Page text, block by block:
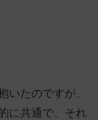
いたのですが、
に共通で、それ